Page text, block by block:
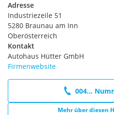
Adresse
Industriezeile 51
5280 Braunau am Inn
Oberösterreich
Kontakt
Autohaus Hütter GmbH
Firmenwebsite
004...
Mehr über diesen